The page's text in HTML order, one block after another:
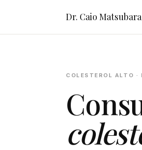
Dr. Caio Matsubara
COLESTEROL ALTO ·